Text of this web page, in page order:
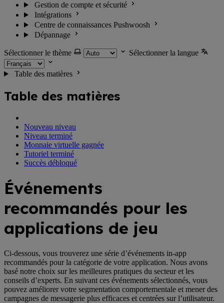
Gestion de compte et sécurité
Intégrations
Centre de connaissances Pushwoosh
Dépannage
Sélectionner le thème Sélectionner la langue
Table des matières
Table des matières
Nouveau niveau
Niveau terminé
Monnaie virtuelle gagnée
Tutoriel terminé
Succès débloqué
Événements
recommandés pour les
applications de jeu
Ci-dessous, vous trouverez une série d’événements in-app
recommandés pour la catégorie de votre application. Nous avons
basé notre choix sur les meilleures pratiques du secteur et les
conseils d’experts. En suivant ces événements sélectionnés, vous
pouvez améliorer votre segmentation comportementale et mener des
campagnes de messagerie plus efficaces et centrées sur l’utilisateur.